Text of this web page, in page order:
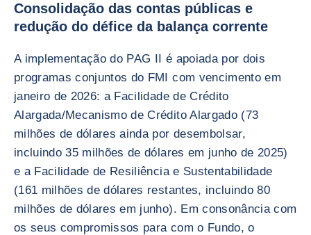
Consolidação das contas públicas e
redução do défice da balança corrente
A implementação do PAG II é apoiada por dois
programas conjuntos do FMI com vencimento em
janeiro de 2026: a Facilidade de Crédito
Alargada/Mecanismo de Crédito Alargado (73
milhões de dólares ainda por desembolsar,
incluindo 35 milhões de dólares em junho de 2025)
e a Facilidade de Resiliência e Sustentabilidade
(161 milhões de dólares restantes, incluindo 80
milhões de dólares em junho). Em consonância com
os seus compromissos para com o Fundo, o